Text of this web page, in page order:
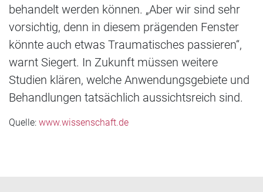
behandelt werden können. „Aber wir sind sehr
vorsichtig, denn in diesem prägenden Fenster
könnte auch etwas Traumatisches passieren“,
warnt Siegert. In Zukunft müssen weitere
Studien klären, welche Anwendungsgebiete und
Behandlungen tatsächlich aussichtsreich sind.
Quelle: www.wissenschaft.de